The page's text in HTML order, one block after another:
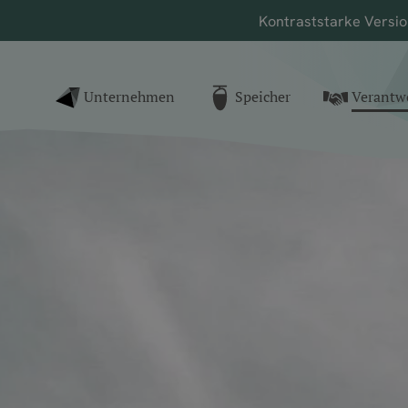
Kontraststarke
Unternehmen
Speicher
()